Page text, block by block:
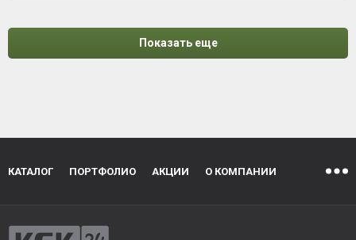
Показать еще
КАТАЛОГ ПОРТФОЛИО АКЦИИ О КОМПАНИИ